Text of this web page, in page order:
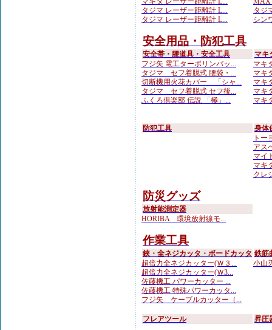
タジマ レーザー距離計 L...
タジマ レーザー距離計 L...
タジ
シン
安全用品・防犯工具
安全帯・腰道具・安全工具
フジ矢 電工ターポリンバッ...
タジマ セフ着脱式 腰袋・...
切断機用火花カバー 「シャ...
タジマ セフ着脱式 セフ後...
ふくろ倶楽部 伝説 「極」...
マキ
マキ
マキ
マキ
マキ
マキ
防犯工具
身体
トー
アス
マイ
マキ
クレ
防災グッズ
放射能測定器
HORIBA 環境放射線モ...
作業工具
鋏・全ネジカッタ・ボードカッタ
超倍力全ネジカッター(Ｗ３...
超倍力全ネジカッター(Ｗ3...
佐藤機工 パワーカッター ...
佐藤機工 特殊パワーカッタ...
フジ矢 ケーブルカッター（...
鉄筋
小山
フレアツール 昇圧